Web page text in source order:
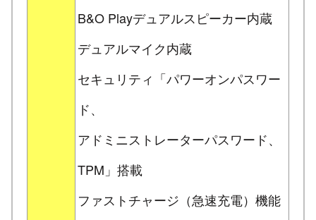
B&O Playデュアルスピーカー内蔵
デュアルマイク内蔵
セキュリティ「パワーオンパスワー
ド、
アドミニストレーターパスワード、
TPM」搭載
ファストチャージ（急速充電）機能